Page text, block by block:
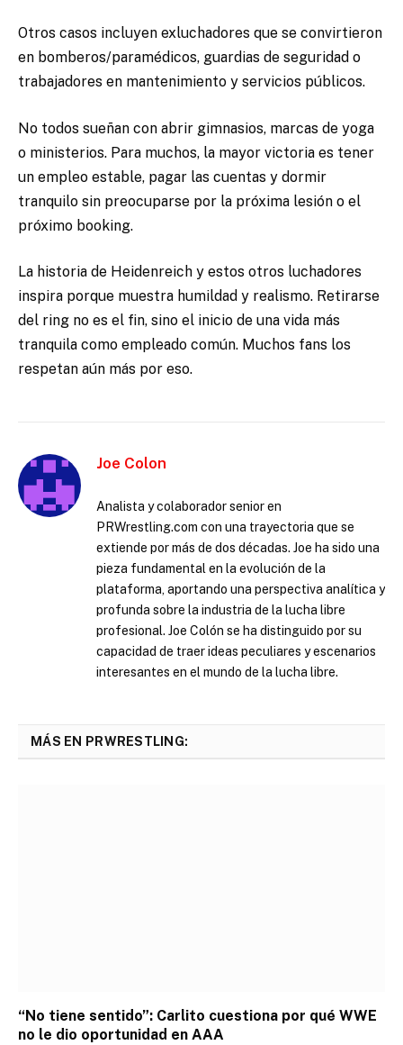
Otros casos incluyen exluchadores que se convirtieron
en bomberos/paramédicos, guardias de seguridad o
trabajadores en mantenimiento y servicios públicos.
No todos sueñan con abrir gimnasios, marcas de yoga
o ministerios. Para muchos, la mayor victoria es tener
un empleo estable, pagar las cuentas y dormir
tranquilo sin preocuparse por la próxima lesión o el
próximo booking.
La historia de Heidenreich y estos otros luchadores
inspira porque muestra humildad y realismo. Retirarse
del ring no es el fin, sino el inicio de una vida más
tranquila como empleado común. Muchos fans los
respetan aún más por eso.
Joe Colon
Analista y colaborador senior en
PRWrestling.com con una trayectoria que se
extiende por más de dos décadas. Joe ha sido una
pieza fundamental en la evolución de la
plataforma, aportando una perspectiva analítica y
profunda sobre la industria de la lucha libre
profesional. Joe Colón se ha distinguido por su
capacidad de traer ideas peculiares y escenarios
interesantes en el mundo de la lucha libre.
MÁS EN PRWRESTLING:
“No tiene sentido”: Carlito cuestiona por qué WWE
no le dio oportunidad en AAA